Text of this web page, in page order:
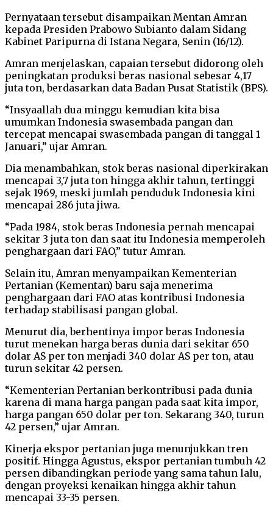
Pernyataan tersebut disampaikan Mentan Amran
kepada Presiden Prabowo Subianto dalam Sidang
Kabinet Paripurna di Istana Negara, Senin (16/12).
Amran menjelaskan, capaian tersebut didorong oleh
peningkatan produksi beras nasional sebesar 4,17
juta ton, berdasarkan data Badan Pusat Statistik (BPS).
“Insyaallah dua minggu kemudian kita bisa
umumkan Indonesia swasembada pangan dan
tercepat mencapai swasembada pangan di tanggal 1
Januari,” ujar Amran.
Dia menambahkan, stok beras nasional diperkirakan
mencapai 3,7 juta ton hingga akhir tahun, tertinggi
sejak 1969, meski jumlah penduduk Indonesia kini
mencapai 286 juta jiwa.
“Pada 1984, stok beras Indonesia pernah mencapai
sekitar 3 juta ton dan saat itu Indonesia memperoleh
penghargaan dari FAO,” tutur Amran.
Selain itu, Amran menyampaikan Kementerian
Pertanian (Kementan) baru saja menerima
penghargaan dari FAO atas kontribusi Indonesia
terhadap stabilisasi pangan global.
Menurut dia, berhentinya impor beras Indonesia
turut menekan harga beras dunia dari sekitar 650
dolar AS per ton menjadi 340 dolar AS per ton, atau
turun sekitar 42 persen.
“Kementerian Pertanian berkontribusi pada dunia
karena di mana harga pangan pada saat kita impor,
harga pangan 650 dolar per ton. Sekarang 340, turun
42 persen,” ujar Amran.
Kinerja ekspor pertanian juga menunjukkan tren
positif. Hingga Agustus, ekspor pertanian tumbuh 42
persen dibandingkan periode yang sama tahun lalu,
dengan proyeksi kenaikan hingga akhir tahun
mencapai 33-35 persen.